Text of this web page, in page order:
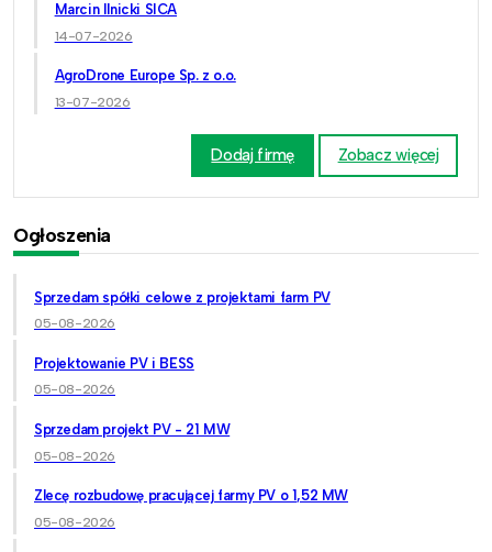
Marcin Ilnicki SICA
14-07-2026
AgroDrone Europe Sp. z o.o.
13-07-2026
Dodaj firmę Zobacz więcej
Ogłoszenia
Sprzedam spółki celowe z projektami farm PV
05-08-2026
Projektowanie PV i BESS
05-08-2026
Sprzedam projekt PV - 21 MW
05-08-2026
Zlecę rozbudowę pracującej farmy PV o 1,52 MW
05-08-2026